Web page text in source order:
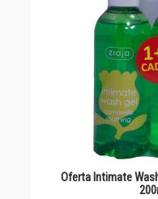
Oferta Intimate